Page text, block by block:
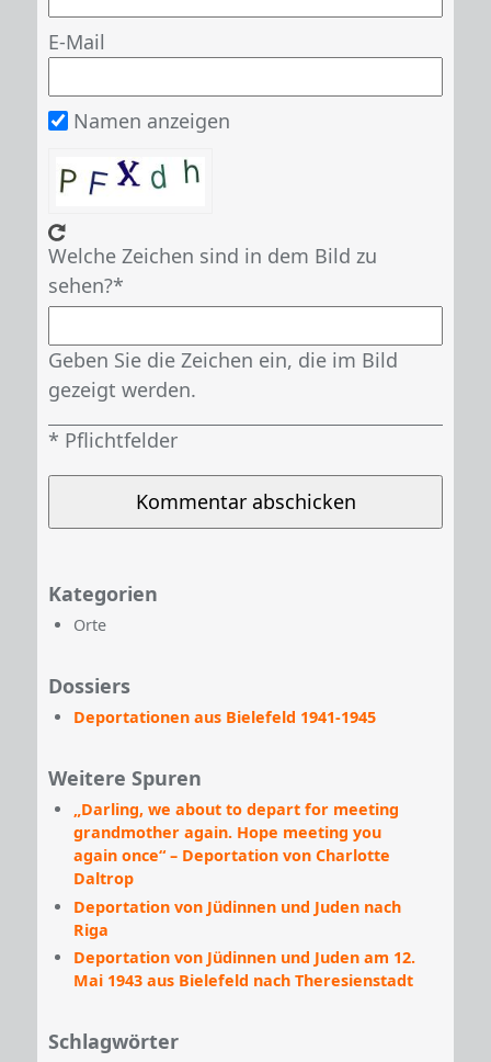
E-Mail
Namen anzeigen
Welche Zeichen sind in dem Bild zu
sehen?
Geben Sie die Zeichen ein, die im Bild
gezeigt werden.
Kategorien
Orte
Dossiers
Deportationen aus Bielefeld 1941-1945
Weitere Spuren
„Darling, we about to depart for meeting
grandmother again. Hope meeting you
again once“ – Deportation von Charlotte
Daltrop
Deportation von Jüdinnen und Juden nach
Riga
Deportation von Jüdinnen und Juden am 12.
Mai 1943 aus Bielefeld nach Theresienstadt
Schlagwörter